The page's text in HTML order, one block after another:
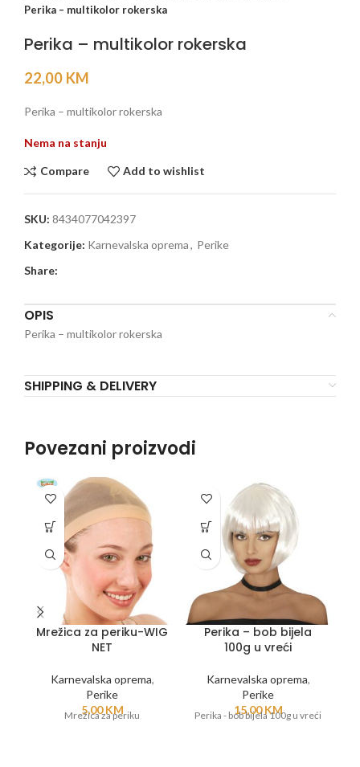
Perika – multikolor rokerska
Perika – multikolor rokerska
22,00 KM
Perika – multikolor rokerska
Nema na stanju
Compare Add to wishlist
SKU: 8434077042397
Kategorije: Karnevalska oprema, Perike
Share:
OPIS
Perika – multikolor rokerska
SHIPPING & DELIVERY
Povezani proizvodi
Mrežica za periku-WIG
NET
Karnevalska oprema,
Perike
5,00KM
Mrežica za periku
Perika – bob bijela
100g u vreći
Karnevalska oprema,
Perike
15,00KM
Perika - bob bijela 100g u vreći